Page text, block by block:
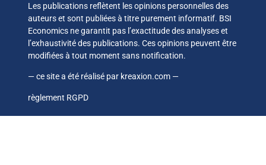
Les publications reflètent les opinions personnelles des
auteurs et sont publiées à titre purement informatif. BSI
Economics ne garantit pas l’exactitude des analyses et
l’exhaustivité des publications. Ces opinions peuvent être
modifiées à tout moment sans notification.
— ce site a été réalisé par kreaxion.com —
règlement RGPD